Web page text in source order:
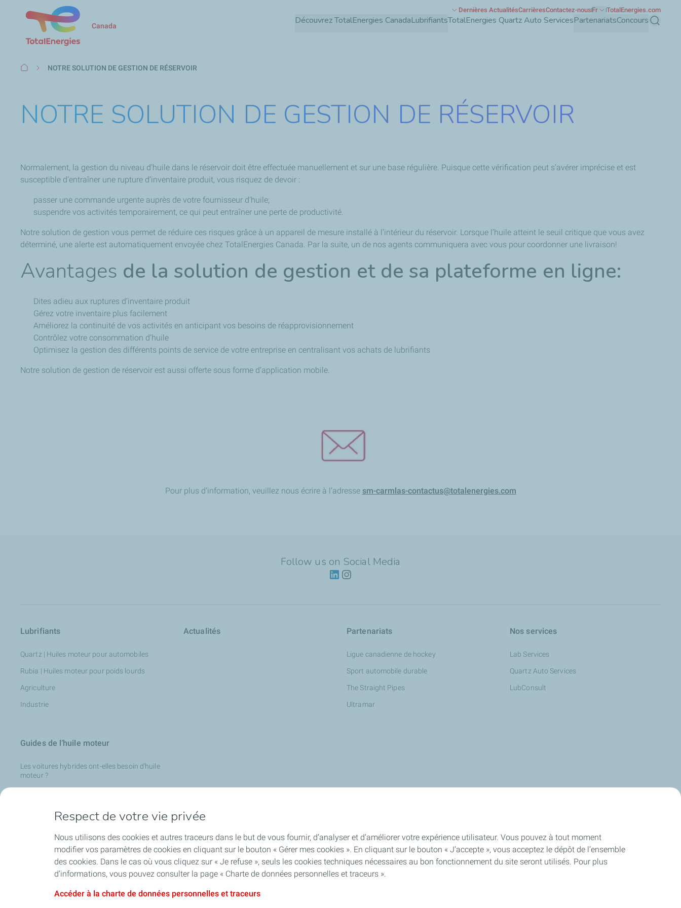
Aller
Canada Découvrez TotalEnergies CanadaLubrifiantsTotalEnergies Quartz Auto ServicesPartenariatsConcours
Dernières ActualitésCarrièresContactez-nous Fr TotalEnergies.com
Fil
NOTRE SOLUTION DE GESTION DE RÉSERVOIR
NOTRE SOLUTION DE GESTION DE RÉSERVOIR
Normalement, la gestion du niveau d’huile dans le réservoir doit être effectuée manuellement et sur une base régulière. Puisque cette vérification peut s’avérer imprécise et est
susceptible d’entraîner une rupture d’inventaire produit, vous risquez de devoir :
passer une commande urgente auprès de votre fournisseur d’huile;
suspendre vos activités temporairement, ce qui peut entraîner une perte de productivité.
Notre solution de gestion vous permet de réduire ces risques grâce à un appareil de mesure installé à l’intérieur du réservoir. Lorsque l’huile atteint le seuil critique que vous avez
déterminé, une alerte est automatiquement envoyée chez TotalEnergies Canada. Par la suite, un de nos agents communiquera avec vous pour coordonner une livraison!
Avantages de la solution de gestion et de sa plateforme en ligne:
Dites adieu aux ruptures d’inventaire produit
Gérez votre inventaire plus facilement
Améliorez la continuité de vos activités en anticipant vos besoins de réapprovisionnement
Contrôlez votre consommation d’huile
Optimisez la gestion des différents points de service de votre entreprise en centralisant vos achats de lubrifiants
Notre solution de gestion de réservoir est aussi offerte sous forme d’application mobile.
Pour plus d’information, veuillez nous écrire à l’adresse sm-carmlas-contactus@totalenergies.com
Follow us on Social Media
Lubrifiants
Quartz | Huiles moteur pour automobiles
Rubia | Huiles moteur pour poids lourds
Agriculture
Industrie
Actualités Partenariats
Ligue canadienne de hockey
Sport automobile durable
The Straight Pipes
Ultramar
Nos services
Lab Services
Quartz Auto Services
LubConsult
Guides de l’huile moteur
Les voitures hybrides ont-elles besoin d’huile
moteur ?
Les voitures hybrides ont-elles besoin d’huile
Rôle et avantages de l’huile moteur
Respect de votre vie privée
Nous utilisons des cookies et autres traceurs dans le but de vous fournir, d’analyser et d’améliorer votre expérience utilisateur. Vous pouvez à tout moment
modifier vos paramètres de cookies en cliquant sur le bouton « Gérer mes cookies ». En cliquant sur le bouton « J’accepte », vous acceptez le dépôt de l’ensemble
des cookies. Dans le cas où vous cliquez sur « Je refuse », seuls les cookies techniques nécessaires au bon fonctionnement du site seront utilisés. Pour plus
d’informations, vous pouvez consulter la page « Charte de données personnelles et traceurs ».
Accéder à la charte de données personnelles et traceurs